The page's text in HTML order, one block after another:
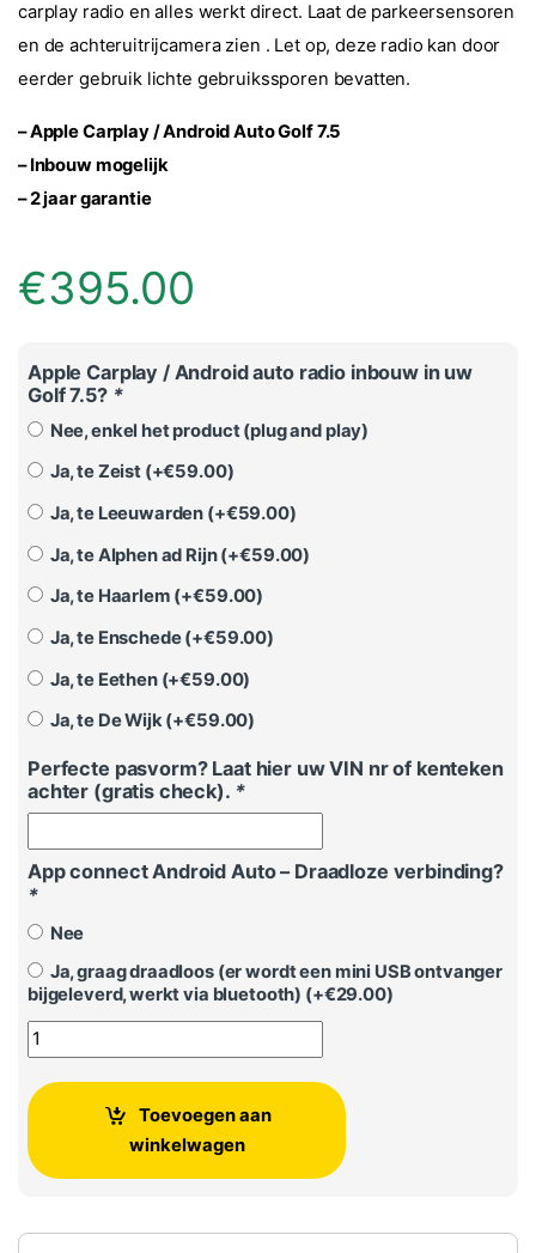
carplay radio en alles werkt direct. Laat de parkeersensoren
en de achteruitrijcamera zien . Let op, deze radio kan door
eerder gebruik lichte gebruikssporen bevatten.
– Apple Carplay / Android Auto Golf 7.5
– Inbouw mogelijk
– 2 jaar garantie
€395.00
Apple Carplay / Android auto radio inbouw in uw
Golf 7.5? *
Nee, enkel het product (plug and play)
Ja, te Zeist (+€59.00)
Ja, te Leeuwarden (+€59.00)
Ja, te Alphen ad Rijn (+€59.00)
Ja, te Haarlem (+€59.00)
Ja, te Enschede (+€59.00)
Ja, te Eethen (+€59.00)
Ja, te De Wijk (+€59.00)
Perfecte pasvorm? Laat hier uw VIN nr of kenteken
achter (gratis check). *
App connect Android Auto – Draadloze verbinding?
*
Nee
Ja, graag draadloos (er wordt een mini USB ontvanger
bijgeleverd, werkt via bluetooth) (+€29.00)
Volkswagen Golf 7.5 Apple Carplay / Android Auto radio
Toevoegen aan
winkelwagen